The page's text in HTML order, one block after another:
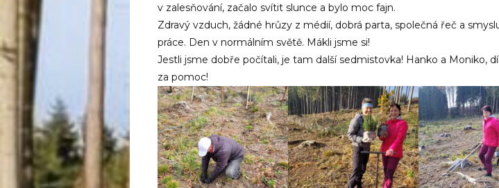
v zalesňování, začalo svítit slunce a bylo moc fajn.
Zdravý vzduch, žádné hrůzy z médií, dobrá parta, společná řeč a
práce. Den v normálním světě. Mákli jsme si!
Jestli jsme dobře počítali, je tam další sedmistovka! Hanko a Moniko,
za pomoc!